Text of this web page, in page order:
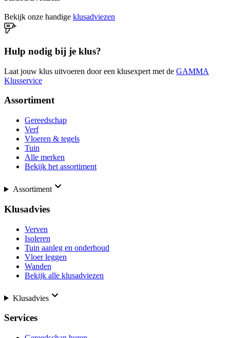
Bekijk onze handige klusadviezen
Hulp nodig bij je klus?
Laat jouw klus uitvoeren door een klusexpert met de GAMMA
Klusservice
Assortiment
Gereedschap
Verf
Vloeren & tegels
Tuin
Alle merken
Bekijk het assortiment
Assortiment
Klusadvies
Verven
Isoleren
Tuin aanleg en onderhoud
Vloer leggen
Wanden
Bekijk alle klusadviezen
Klusadvies
Services